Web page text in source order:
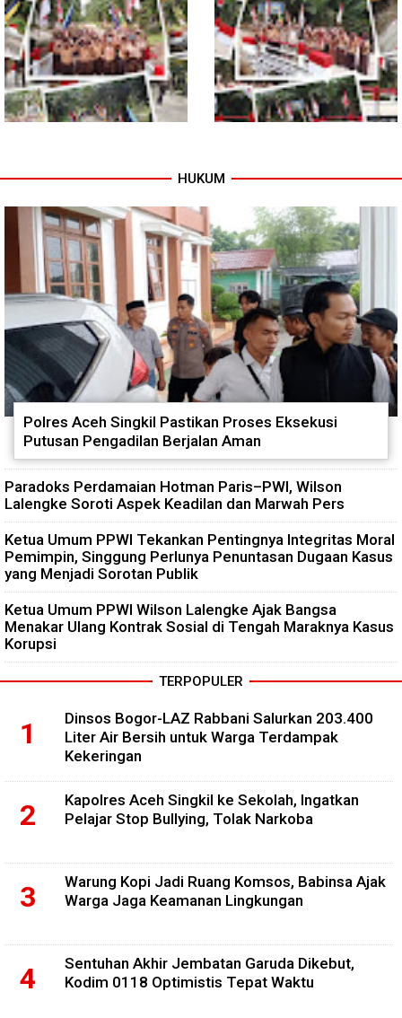
Dukung Petani, Babinsa Turun
Langsung Semai Bibit
Semangka di Sikalondang
Babinsa Dampingi Petani
Rawat Cabai, Dukung
Ketahanan Pangan
Tuntas Dibangun, Jembatan
Teladan Baru–Kuala Kepeng
TNI dan Warga Tuntaskan
Ekonomi Kian Terbuka
HUKUM
Polres Aceh Singkil Pastikan Proses Eksekusi
Putusan Pengadilan Berjalan Aman
Paradoks Perdamaian Hotman Paris–PWI, Wilson
Lalengke Soroti Aspek Keadilan dan Marwah Pers
Ketua Umum PPWI Tekankan Pentingnya Integritas Moral
Pemimpin, Singgung Perlunya Penuntasan Dugaan Kasus
yang Menjadi Sorotan Publik
Ketua Umum PPWI Wilson Lalengke Ajak Bangsa
Menakar Ulang Kontrak Sosial di Tengah Maraknya Kasus
Korupsi
TERPOPULER
Dinsos Bogor-LAZ Rabbani Salurkan 203.400
Liter Air Bersih untuk Warga Terdampak
Kekeringan
Kapolres Aceh Singkil ke Sekolah, Ingatkan
Pelajar Stop Bullying, Tolak Narkoba
Warung Kopi Jadi Ruang Komsos, Babinsa Ajak
Warga Jaga Keamanan Lingkungan
Sentuhan Akhir Jembatan Garuda Dikebut,
Kodim 0118 Optimistis Tepat Waktu